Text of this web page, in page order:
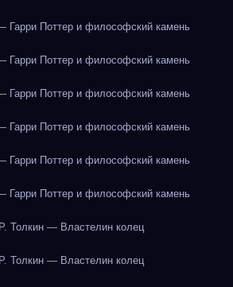
Гарри Поттер и философский камень
Гарри Поттер и философский камень
Гарри Поттер и философский камень
Гарри Поттер и философский камень
Гарри Поттер и философский камень
Гарри Поттер и философский камень
Толкин — Властелин колец
Толкин — Властелин колец